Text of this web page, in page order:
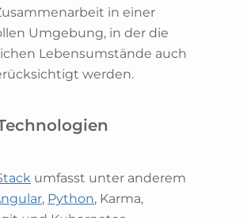
in einer
Umgebung, in der die
Lebensumstände auch
werden.
umfasst unter anderem
, Python, Karma,